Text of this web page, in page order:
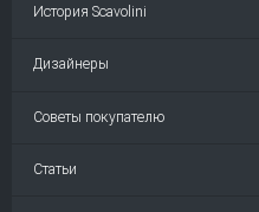
История Scavolini
Дизайнеры
Советы покупателю
Статьи